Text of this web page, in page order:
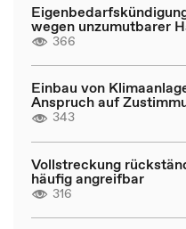
wegen unzumutbarer
366
Einbau von
Anspruch auf
343
Vollstreckung
häufig angreifbar
316